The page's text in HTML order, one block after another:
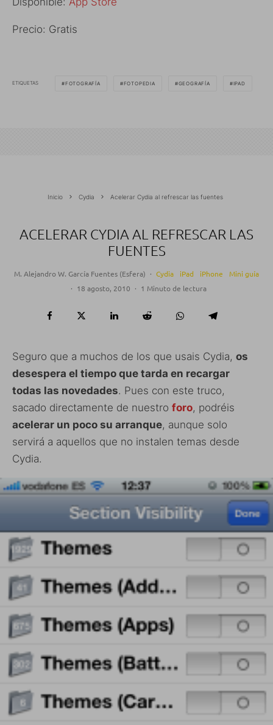
Precio: Gratis
ETIQUETAS FOTOGRAFÍA FOTOPEDIA GEOGRAFÍA IPAD
Inicio Cydia Acelerar Cydia al refrescar las fuentes
ACELERAR CYDIA AL REFRESCAR LAS
FUENTES
M. Alejandro W. García Fuentes (Esfera) · Cydia iPad iPhone
Mini guía
· 18 agosto, 2010 · 1 Minuto de lectura
Seguro que a muchos de los que usais Cydia, os
desespera el tiempo que tarda en recargar
todas las novedades. Pues con este truco,
sacado directamente de nuestro foro, podréis
acelerar un poco su arranque, aunque solo
servirá a aquellos que no instalen temas desde
Cydia.